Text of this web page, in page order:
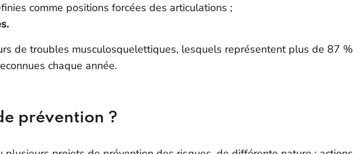
comme positions forcées des articulations ;
de troubles musculosquelettiques, lesquels représentent plus de 87 %
chaque année.
prévention ?